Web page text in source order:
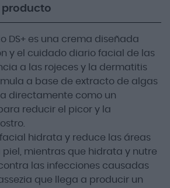
producto
DS+ es una crema diseñada
y el cuidado diario facial de las
a las rojeces y la dermatitis
a base de extracto de algas
directamente como un
reducir el picor y la
hidrata y reduce las áreas
mientras que hidrata y nutre
las infecciones causadas
que llega a producir un